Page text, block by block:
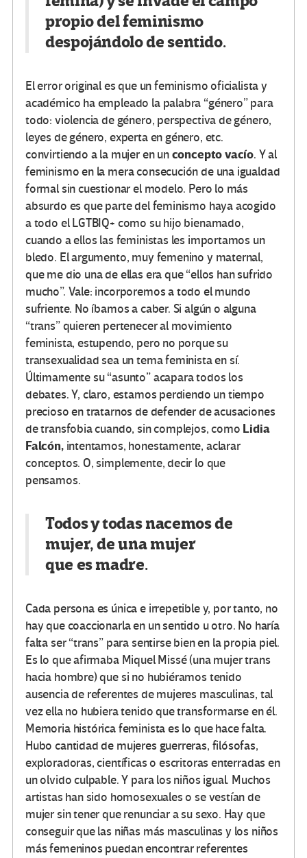
propio del feminismo
despojándolo de sentido.
El error original es que un feminismo oficialista y
académico ha empleado la palabra “género” para
todo: violencia de género, perspectiva de género,
leyes de género, experta en género, etc.
convirtiendo a la mujer en unconcepto vacío. Y al
feminismo en la mera consecución de una igualdad
formal sin cuestionar el modelo. Pero lo más
absurdo es que parte del feminismo haya acogido
a todo el LGTBIQ+ como su hijo bienamado,
cuando a ellos las feministas les importamos un
bledo. El argumento, muy femenino y maternal,
que me dio una de ellas era que “ellos han sufrido
mucho”. Vale: incorporemos a todo el mundo
sufriente. No íbamos a caber. Si algún o alguna
“trans” quieren pertenecer al movimiento
feminista, estupendo, pero no porque su
transexualidad sea un tema feminista en sí.
Últimamente su “asunto” acapara todos los
debates. Y, claro, estamos perdiendo un tiempo
precioso en tratarnos de defender de acusaciones
de transfobia cuando, sin complejos, como Lidia
Falcón, intentamos, honestamente, aclarar
conceptos. O, simplemente, decir lo que
pensamos.
Todos y todas nacemos de
mujer, de una mujer
que esmadre.
Cada persona es única e irrepetible y, por tanto, no
hay que coaccionarla en un sentido u otro. No haría
falta ser “trans” para sentirse bien en la propia piel.
Es lo que afirmaba Miquel Missé (una mujer trans
hacia hombre) que si no hubiéramos tenido
ausencia de referentes de mujeres masculinas, tal
vez ella no hubiera tenido que transformarse en él.
Memoria histórica feminista es lo que hace falta.
Hubo cantidad de mujeres guerreras, filósofas,
exploradoras, científicas o escritoras enterradas en
un olvido culpable. Y para los niños igual. Muchos
artistas han sido homosexuales o se vestían de
mujer sin tener que renunciar a su sexo. Hay que
conseguir que las niñas más masculinas y los niños
más femeninos puedan encontrar referentes